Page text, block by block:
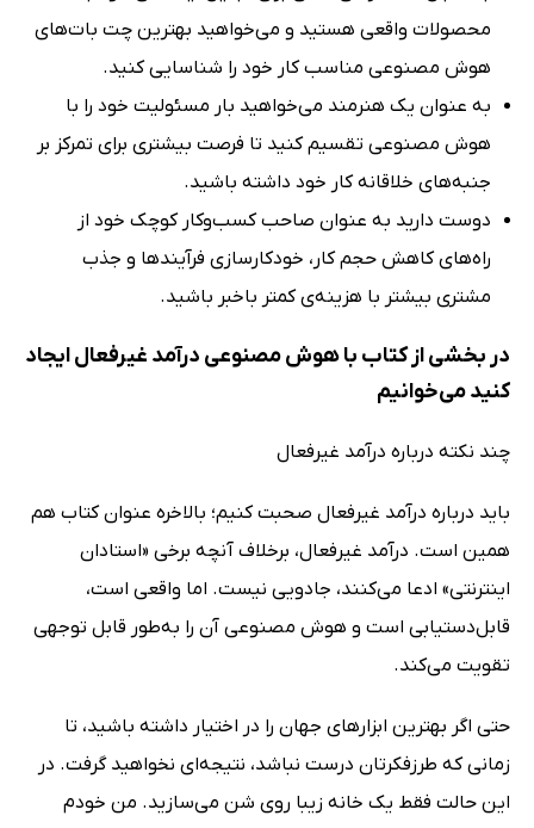
محصولات واقعی هستید و می‌خواهید بهترین چت بات‌های
هوش مصنوعی مناسب کار خود را شناسایی کنید.
به عنوان یک هنرمند می‌خواهید بار مسئولیت خود را با
هوش مصنوعی تقسیم کنید تا فرصت بیشتری برای تمرکز بر
جنبه‌های خلاقانه کار خود داشته باشید.
دوست دارید به عنوان صاحب کسب‌وکار کوچک خود از
راه‌های کاهش حجم کار، خودکارسازی فرآیندها و جذب
مشتری بیشتر با هزینه‌ی کمتر باخبر باشید.
در بخشی از کتاب با هوش مصنوعی درآمد غیرفعال ایجاد
کنید می‌خوانیم
چند نکته درباره درآمد غیرفعال
باید درباره درآمد غیرفعال صحبت کنیم؛ بالاخره عنوان کتاب هم
همین است. درآمد غیرفعال، برخلاف آنچه برخی «استادان
اینترنتی» ادعا می‌کنند، جادویی نیست. اما واقعی است،
قابل‌دستیابی است و هوش مصنوعی آن را به‌طور قابل توجهی
تقویت می‌کند.
حتی اگر بهترین ابزارهای جهان را در اختیار داشته باشید، تا
زمانی که طرزفکرتان درست نباشد، نتیجه‌ای نخواهید گرفت. در
این حالت فقط یک خانه زیبا روی شن می‌سازید. من خودم